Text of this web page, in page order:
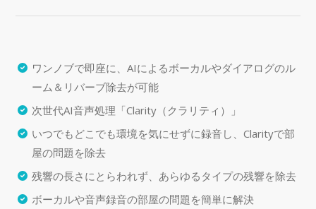
ワンノブで即座に、AIによるボーカルやダイアログのル
ーム＆リバーブ除去が可能
次世代AI音声処理「Clarity（クラリティ）」
いつでもどこでも環境を気にせずに録音し、Clarityで部
屋の問題を除去
残響の長さにとらわれず、あらゆるタイプの残響を除去
ボーカルや音声録音の部屋の問題を簡単に解決